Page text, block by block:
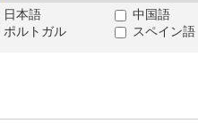
日本語 中国語
ポルトガル
スペイン語